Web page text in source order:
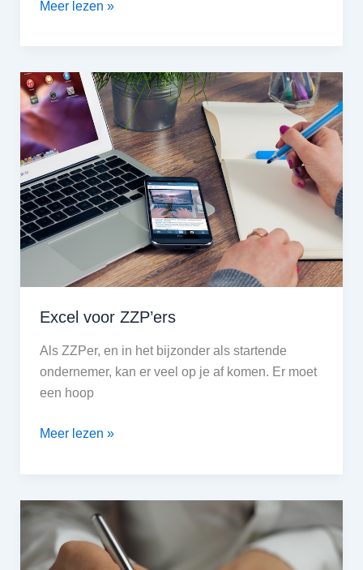
Zelf
of
uitbesteden?
Meer lezen »
Excel voor ZZP’ers
Als ZZPer, en in het bijzonder als startende
ondernemer, kan er veel op je af komen. Er moet
een hoop
Excel
Meer lezen »